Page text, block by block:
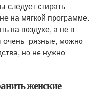
следует стирать
на мягкой программе.
на воздухе, а не в
грязные, можно
но не нужно
женские